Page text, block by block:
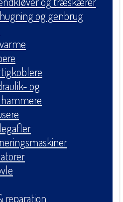
og genbrug
og
reparation